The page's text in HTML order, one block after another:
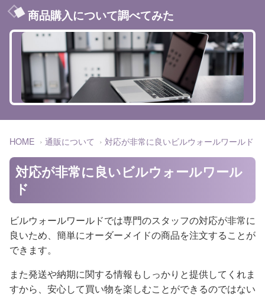
商品購入について調べてみた
HOME 通販について 対応が非常に良いビルウォールワールド
対応が非常に良いビルウォールワール
ド
ビルウォールワールドでは専門のスタッフの対応が非常に
良いため、簡単にオーダーメイドの商品を注文することが
できます。
また発送や納期に関する情報もしっかりと提供してくれま
すから、安心して買い物を楽しむことができるのではない